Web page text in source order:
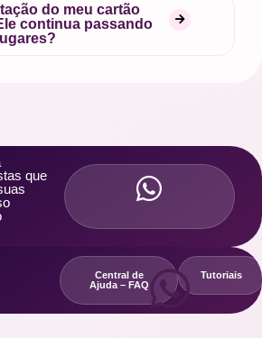
do meu cartão
continua passando
que
Central de
Ajuda – FAQ
Tutoriais